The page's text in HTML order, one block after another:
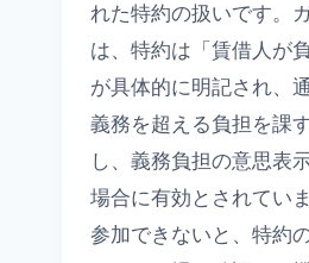
れた特約の扱いです。
は、特約は「賃借人が
が具体的に明記され、
義務を超える負担を課
し、義務負担の意思表
場合に有効とされてい
参加できないと、特約